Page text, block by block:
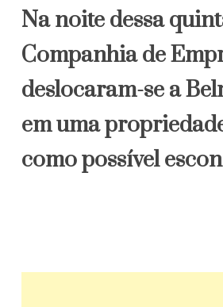
Na noite dessa
Companhia de
deslocaram-se a
em uma
como possível